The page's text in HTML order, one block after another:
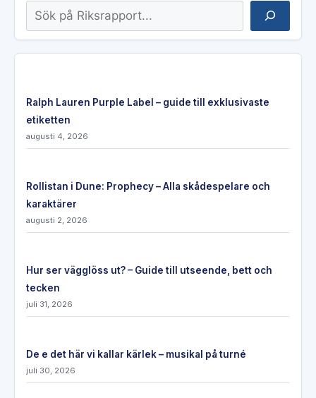
Sök
Ralph Lauren Purple Label – guide till exklusivaste
etiketten
augusti 4, 2026
Rollistan i Dune: Prophecy – Alla skådespelare och
karaktärer
augusti 2, 2026
Hur ser vägglöss ut? – Guide till utseende, bett och
tecken
juli 31, 2026
De e det här vi kallar kärlek – musikal på turné
juli 30, 2026